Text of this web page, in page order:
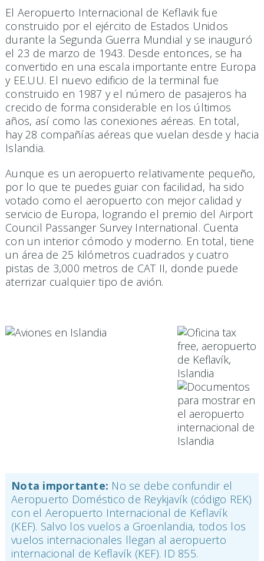
El Aeropuerto Internacional de Keflavik fue
construido por el ejército de Estados Unidos
durante la Segunda Guerra Mundial y se inauguró
el 23 de marzo de 1943. Desde entonces, se ha
convertido en una escala importante entre Europa
y EE.UU. El nuevo edificio de la terminal fue
construido en 1987 y el número de pasajeros ha
crecido de forma considerable en los últimos
años, así como las conexiones aéreas. En total,
hay 28 compañías aéreas que vuelan desde y hacia
Islandia.
Aunque es un aeropuerto relativamente pequeño,
por lo que te puedes guiar con facilidad, ha sido
votado como el aeropuerto con mejor calidad y
servicio de Europa, logrando el premio del Airport
Council Passanger Survey International. Cuenta
con un interior cómodo y moderno. En total, tiene
un área de 25 kilómetros cuadrados y cuatro
pistas de 3,000 metros de CAT II, donde puede
aterrizar cualquier tipo de avión.
Nota importante: No se debe confundir el
Aeropuerto Doméstico de Reykjavík (código REK)
con el Aeropuerto Internacional de Keflavík
(KEF). Salvo los vuelos a Groenlandia, todos los
vuelos internacionales llegan al aeropuerto
internacional de Keflavík (KEF). ID 855.